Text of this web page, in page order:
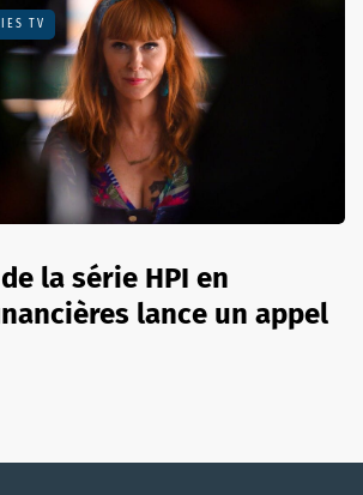
TV
la série HPI en
lance un appel